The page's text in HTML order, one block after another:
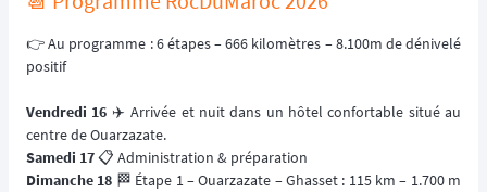
👉 Au programme : 6 étapes – 666 kilomètres – 8.100m de dénivelé
positif
Vendredi 16 ✈️ Arrivée et nuit dans un hôtel confortable situé au
centre de Ouarzazate.
Samedi 17📋 Administration & préparation
Dimanche 18 🏁 Étape 1 – Ouarzazate – Ghasset : 115 km – 1.700 m